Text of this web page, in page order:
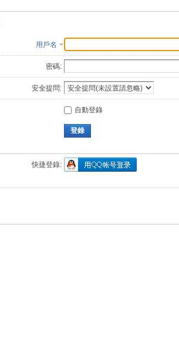
用戶名
密碼:
安全提問:
自動登錄
登錄
快捷登錄: